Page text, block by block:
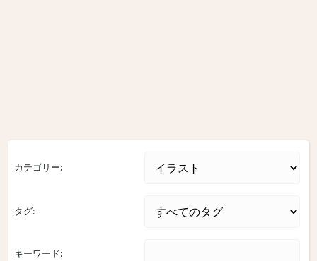
カテゴリー:
タグ:
キーワード: